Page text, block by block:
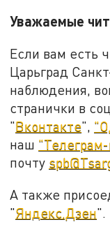
Уважаемые
Если вам есть
Царьград
наблюдения,
странички в
"Вконтакте",
наш
почту
А также
"Яндекс.Дзен".